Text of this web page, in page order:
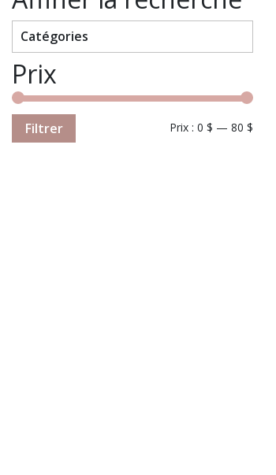
Catégories
Prix
Filtrer Prix : 0 $ — 80 $